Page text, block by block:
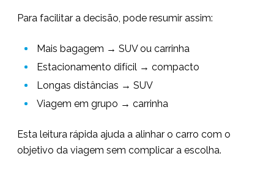
Para facilitar a decisão, pode resumir assim:
Mais bagagem → SUV ou carrinha
Estacionamento difícil → compacto
Longas distâncias → SUV
Viagem em grupo → carrinha
Esta leitura rápida ajuda a alinhar o carro com o
objetivo da viagem sem complicar a escolha.